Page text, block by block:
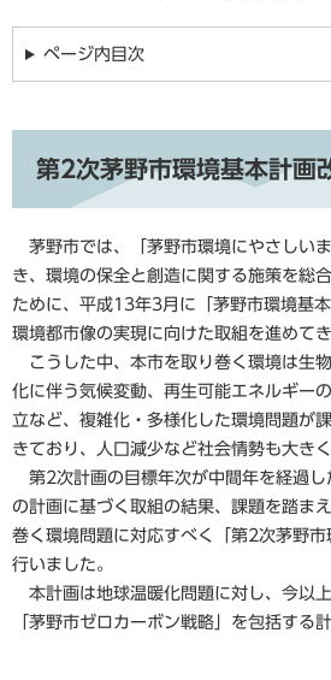
ページ内目次
第2次茅野市環境基本計画
茅野市では、「茅野市環境にやさしい
き、環境の保全と創造に関する施策を総
ために、平成13年3月に「茅野市環境基
環境都市像の実現に向けた取組を進めてき
こうした中、本市を取り巻く環境は生
化に伴う気候変動、再生可能エネルギー
立など、複雑化・多様化した環境問題が
きており、人口減少など社会情勢も大き
第2次計画の目標年次が中間年を経過し
の計画に基づく取組の結果、課題を踏ま
巻く環境問題に対応すべく「第2次茅野
行いました。
本計画は地球温暖化問題に対し、今以
「茅野市ゼロカーボン戦略」を包括する